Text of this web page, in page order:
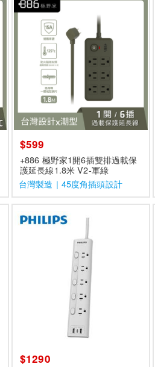
$599
+886 極野家1開6插雙排過載保
護延長線1.8米 V2-軍綠
台灣製造｜45度角插頭設計
$1290